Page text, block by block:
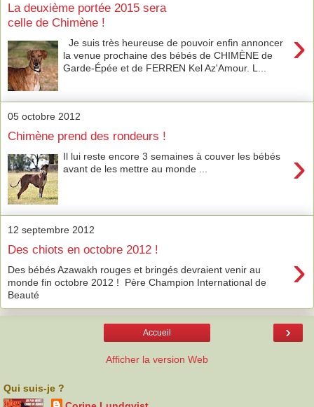
La deuxième portée 2015 sera
celle de Chimène !
›
Je suis très heureuse de pouvoir enfin annoncer
la venue prochaine des bébés de CHIMÈNE de
Garde-Épée et de FERREN Kel Az'Amour. L...
05 octobre 2012
Chimène prend des rondeurs !
›
Il lui reste encore 3 semaines à couver les bébés
avant de les mettre au monde ...
12 septembre 2012
Des chiots en octobre 2012 ! ›
Des bébés Azawakh rouges et bringés devraient venir au
monde fin octobre 2012 ! Père Champion International de
Beauté
›
Accueil
Afficher la version Web
Qui suis-je ?